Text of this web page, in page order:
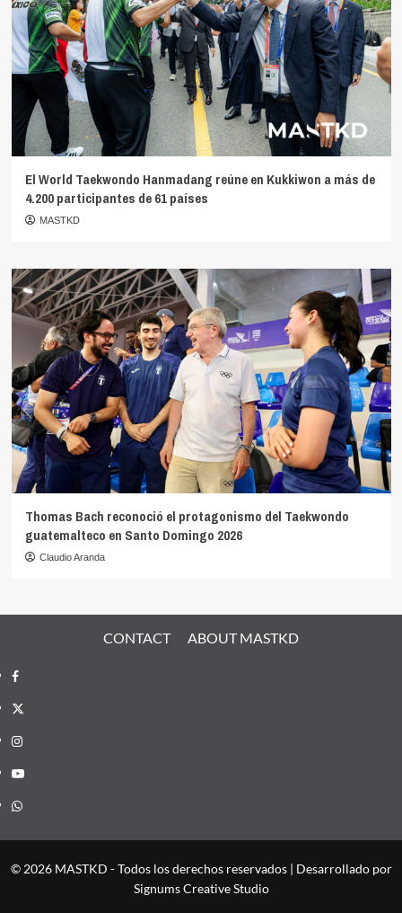
El World Taekwondo Hanmadang reúne en Kukkiwon a más de
4.200 participantes de 61 países
MASTKD
Thomas Bach reconoció el protagonismo del Taekwondo
guatemalteco en Santo Domingo 2026
Claudio Aranda
CONTACT ABOUT MASTKD
Facebook
X
Instagram
YouTube
Whatsapp